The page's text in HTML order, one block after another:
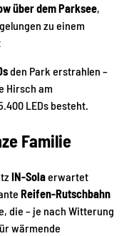
über dem Parksee,
zu einem
den Park erstrahlen –
Hirsch am
LEDs besteht.
Familie
IN-Solaerwartet
Reifen-Rutschbahn
die – je nach Witterung
wärmende